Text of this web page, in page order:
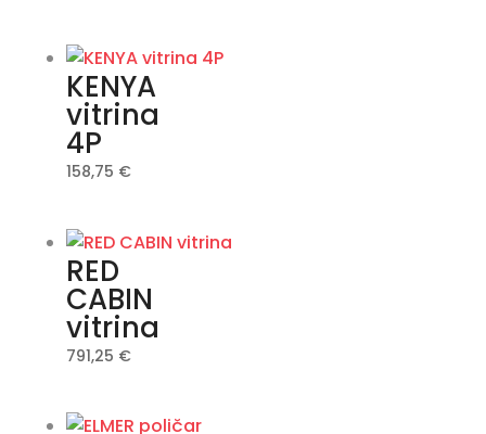
KENYA
vitrina
4P
158,75 €
RED
CABIN
vitrina
791,25 €